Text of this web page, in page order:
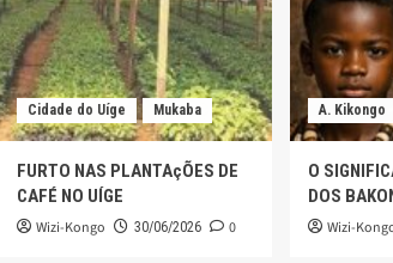
Cidade do Uíge Mukaba
FURTO NAS PLANTAçÕES DE
CAFÉ NO UÍGE
Wizi-Kongo 30/06/2026 0
A. Kikongo
O
DOS
Wizi-